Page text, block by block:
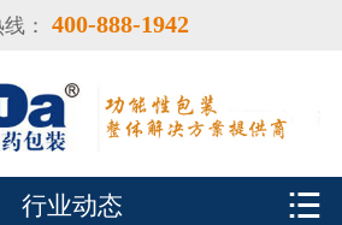
 首页
产品中心
： 400-888-1942
行业动态 